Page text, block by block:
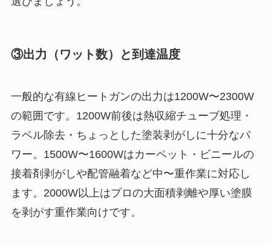
③出力（ワット数）と到達温度
一般的な有線ヒートガンの出力は1200W〜2300W
の範囲です。1200W前後は熱収縮チューブ処理・
ラベル除去・ちょっとした塗装剥がしに十分なパ
ワー。1500W〜1600Wはカーペット・ビニールの
接着剤剥がしや配管融着など中〜重作業に対応し
ます。2000W以上はプロの大面積剥離や厚い塗膜
を剥がす重作業向けです。